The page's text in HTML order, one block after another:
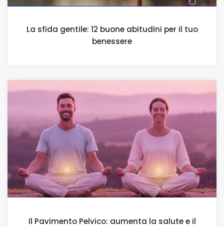
La sfida gentile: 12 buone abitudini per il tuo
benessere
Il Pavimento Pelvico: aumenta la salute e il